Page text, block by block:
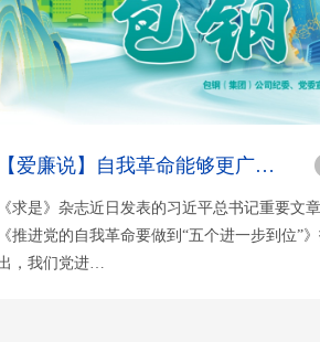
【爱廉说】自我革命能够更广泛更充分地调动党员干部积极性
《求是》杂志近日发表的习近平总书记重要文章
《推进党的自我革命要做到“五个进一步到位”
，我们党进…